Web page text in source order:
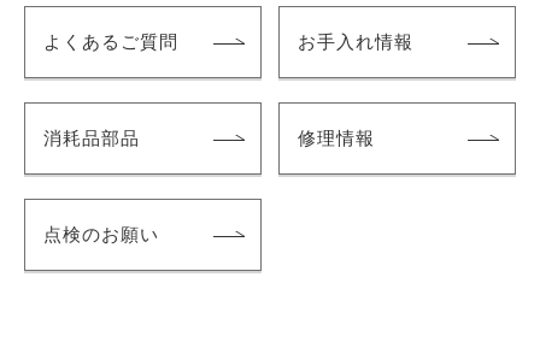
よくあるご質問 お手入れ情報
消耗品部品 修理情報
点検のお願い